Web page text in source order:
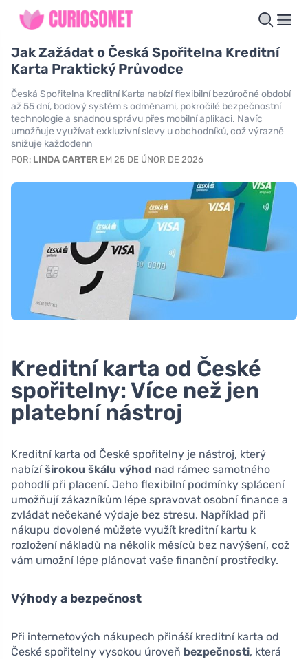
Jak Zažádat o Česká Spořitelna Kreditní
Karta Praktický Průvodce
Česká Spořitelna Kreditní Karta nabízí flexibilní bezúročné období
až 55 dní, bodový systém s odměnami, pokročilé bezpečnostní
technologie a snadnou správu přes mobilní aplikaci. Navíc
umožňuje využívat exkluzivní slevy u obchodníků, což výrazně
snižuje každodenn
POR: LINDA CARTER EM 25 DE ÚNOR DE 2026
Kreditní karta od České
spořitelny: Více než jen
platební nástroj
Kreditní karta od České spořitelny je nástroj, který
nabízíširokou škálu výhod nad rámec samotného
pohodlí při placení. Jeho flexibilní podmínky splácení
umožňují zákazníkům lépe spravovat osobní finance a
zvládat nečekané výdaje bez stresu. Například při
nákupu dovolené můžete využít kreditní kartu k
rozložení nákladů na několik měsíců bez navýšení, což
vám umožní lépe plánovat vaše finanční prostředky.
Výhody a bezpečnost
Při internetových nákupech přináší kreditní karta od
České spořitelny vysokou úroveň bezpečnosti, která